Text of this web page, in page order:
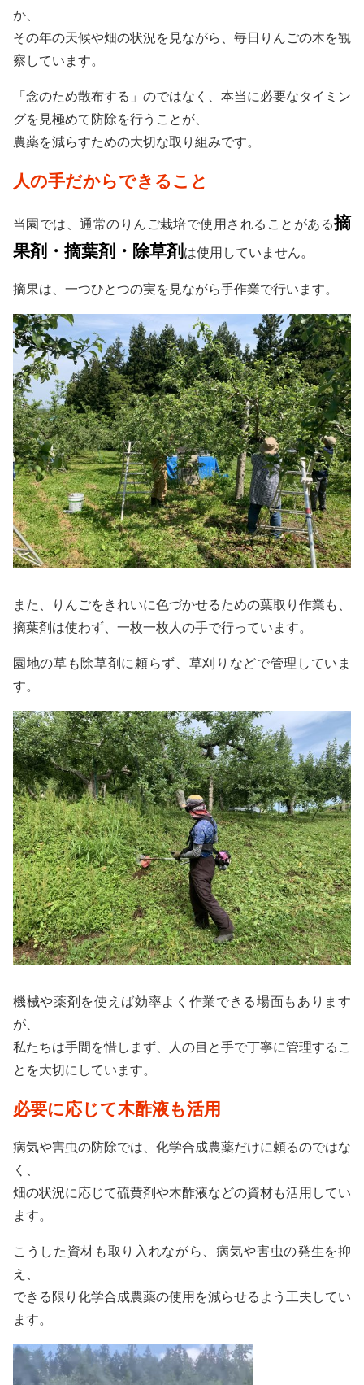
か、
その年の天候や畑の状況を見ながら、毎日りんごの木を観
察しています。
「念のため散布する」のではなく、本当に必要なタイミン
グを見極めて防除を行うことが、
農薬を減らすための大切な取り組みです。
人の手だからできること
当園では、通常のりんご栽培で使用されることがある摘
果剤・摘葉剤・除草剤 は使用していません。
摘果は、一つひとつの実を見ながら手作業で行います。
また、りんごをきれいに色づかせるための葉取り作業も、
摘葉剤は使わず、一枚一枚人の手で行っています。
園地の草も除草剤に頼らず、草刈りなどで管理していま
す。
機械や薬剤を使えば効率よく作業できる場面もあります
が、
私たちは手間を惜しまず、人の目と手で丁寧に管理するこ
とを大切にしています。
必要に応じて木酢液も活用
病気や害虫の防除では、化学合成農薬だけに頼るのではな
く、
畑の状況に応じて硫黄剤や木酢液などの資材も活用してい
ます。
こうした資材も取り入れながら、病気や害虫の発生を抑
え、
できる限り化学合成農薬の使用を減らせるよう工夫してい
ます。